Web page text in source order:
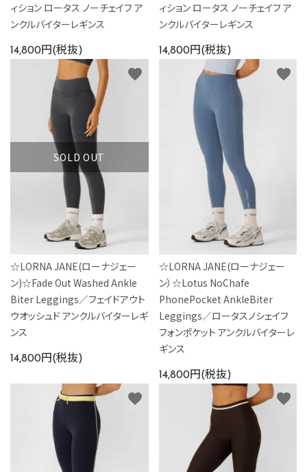
ィション ロータス ノーチェイフ ア
ンクルバイターレギンス
14,800円(税抜)
ィション ロータス ノーチェイフ ア
ンクルバイターレギンス
14,800円(税抜)
SOLD OUT
☆LORNA JANE(ローナジェー
ン)☆Fade Out Washed Ankle
Biter Leggings／フェイドアウト
ウオッシュド アンクルバイターレギ
ンス
14,800円(税抜)
favorite
☆LORNA JANE(ローナジェー
ン）☆Lotus NoChafe
PhonePocket AnkleBiter
Leggings／ロータスノシェイフ
フォンポケット アンクルバイターレ
ギンス
14,800円(税抜)
favorite
favorite favorite